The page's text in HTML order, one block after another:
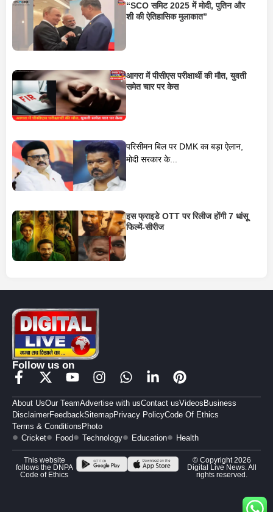
“SCO समिट 2025 में मोदी, पुतिन और
शी की ऐतिहासिक मुलाकात”
आगरा में पीसीएस परीक्षार्थी की मौत, युवती
समेत चार पर केस
परिसीमन बिल पर DMK का बड़ा ऐलान,
मोदी सरकार के...
इस फ्राइडे OTT पर रिलीज होंगी 7 धांसू
फिल्में-सीरीज
Follow us on
About UsOur TeamAdvertise with usContact usVideosBusiness
DisclaimerFeedbackSitemapPrivacy PolicyCode Of Ethics
Terms & ConditionsPhoto
Cricket
Food Technology Education Health
This website
follows the DNPA
Code of Ethics
© Copyright 2026
Digital Live News. All
rights reserved.